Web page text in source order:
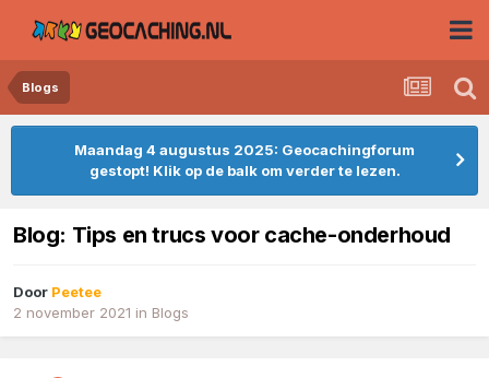
Blogs
Maandag 4 augustus 2025: Geocachingforum
gestopt! Klik op de balk om verder te lezen.
Blog: Tips en trucs voor cache-onderhoud
Door Peetee
2 november 2021 in Blogs